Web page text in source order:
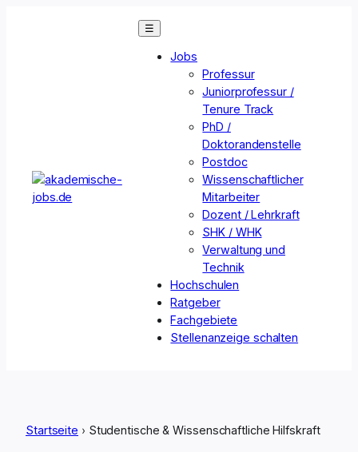
☰
Jobs
Professur
Juniorprofessur /
Tenure Track
PhD /
Doktorandenstelle
Postdoc
Wissenschaftlicher
Mitarbeiter
Dozent / Lehrkraft
SHK / WHK
Verwaltung und
Technik
Hochschulen
Ratgeber
Fachgebiete
Stellenanzeige schalten
Startseite › Studentische & Wissenschaftliche Hilfskraft